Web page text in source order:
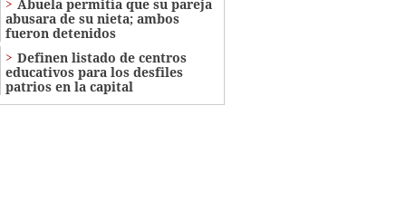
Abuela permitía que su pareja
abusara de su nieta; ambos
fueron detenidos
Definen listado de centros
educativos para los desfiles
patrios en la capital